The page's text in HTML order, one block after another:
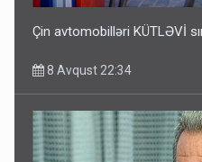
Çin avtomobilləri KÜTLƏVİ
8 Avqust 22:34